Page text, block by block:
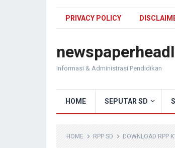
PRIVACY POLICY
Informasi & Administrasi Pendidikan
HOME SEPUTAR SD
HOME RPP SD DOWNLOAD RPP